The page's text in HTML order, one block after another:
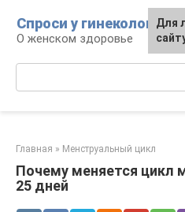
контенту
Спроси у гинеколога
О женском здоровье
Главная » Менструальный цикл
Почему меняется цикл
25 дней
Для